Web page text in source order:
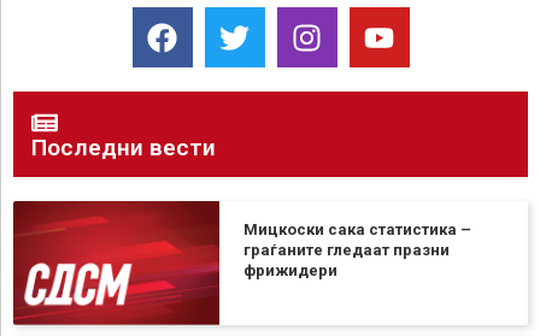
Последни вести
Мицкоски сака статистика –
граѓаните гледаат празни
фрижидери